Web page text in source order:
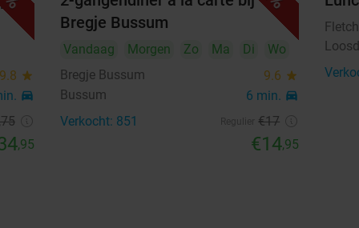
9.8 star
directions_car
,95
Bregje Bussum
Vandaag Morgen Zo Ma Di
Wo
Bregje Bussum
9.6 star
Bussum 6 min. directions_car
Verkocht: 851 €17
€14,95
21 22 23 27
28 29 30
Ma
Di Zo